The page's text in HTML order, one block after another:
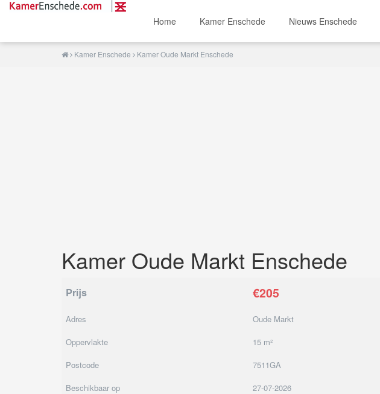
Home Kamer Enschede Nieuws Enschede
Kamer Enschede Kamer Oude Markt Enschede
Kamer Oude Markt Enschede
Prijs €205
Adres
Oude Markt
Oppervlakte
15 m²
Postcode
7511GA
Beschikbaar op
27-07-2026